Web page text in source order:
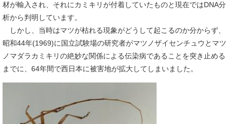
材が輸入され、それにカミキリが付着していたものと現在ではDNA分
析から判明しています。
しかし、当時はマツが枯れる現象がどうして起こるのか分からず、
昭和44年(1969)に国立試験場の研究者がマツノザイセンチュウとマツ
ノマダラカミキリの絶妙な関係による伝染病であることを突き止める
までに、64年間で西日本に被害地が拡大してしまいました。